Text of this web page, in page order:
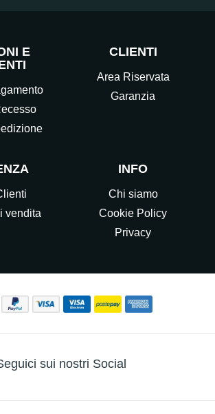
E
CLIENTI
Area Riservata
Garanzia
vendita
INFO
Chi siamo
Cookie Policy
Privacy
sui nostri Social